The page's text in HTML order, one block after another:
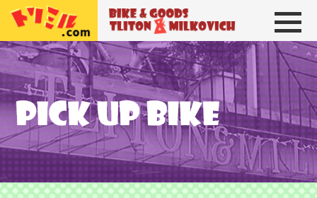
トリトン＆ミルコビッチ BIKE＆